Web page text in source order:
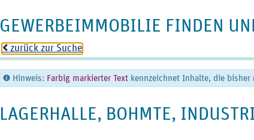
GEWERBEIMMOBILIE FINDEN
o zurück zur Suche
C Hinweis: Farbig markierter Text kennzeichnet Inhalte, die
LAGERHALLE, BOHMTE,